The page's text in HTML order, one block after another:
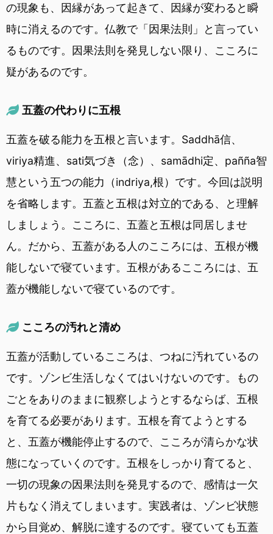
の現象も、因縁があって起きて、因縁が変わると瞬
時に消えるのです。仏教で「因果法則」と言ってい
るものです。因果法則を発見しない限り、こころに
疑があるのです。
五蓋の代わりに五根
五蓋を破る能力を五根と言います。Saddhā信、
viriya精進、sati気づき（念）、samādhi定、pañña智
慧という五つの能力（indriya,根）です。今回は説明
を省略します。五蓋と五根は対立的である、と理解
しましょう。こころに、五蓋と五根は同居しませ
ん。だから、五蓋がある人のこころには、五根が機
能しないで寝ています。五根があるこころには、五
蓋が機能しないで寝ているのです。
こころの汚れと清め
五蓋が活動しているこころは、つねに汚れているの
です。ゾンビ生活しなくてはいけないのです。もの
ごとをありのままに観察しようとするならば、五根
を育てる必要があります。五根を育てようとする
と、五蓋が機能停止するので、こころが清らかな状
態になっていくのです。五根をしっかり育てると、
一切の現象の因果法則を発見するので、感情は一欠
片もなく消えてしまいます。実践者は、ゾンビ状態
から目覚め、解脱に達するのです。寝ていても五蓋